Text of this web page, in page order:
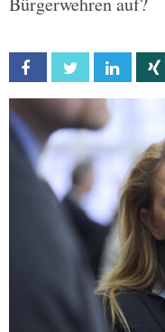
Facebook Twitter Linkedin